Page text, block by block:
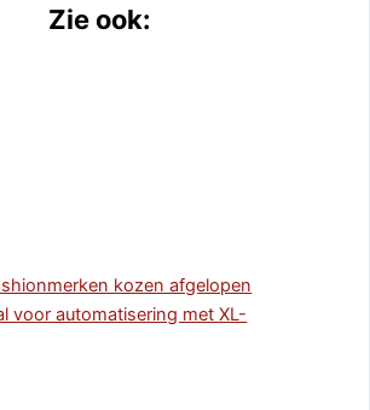
Zie ook:
kozen afgelopen
voor automatisering met XL-